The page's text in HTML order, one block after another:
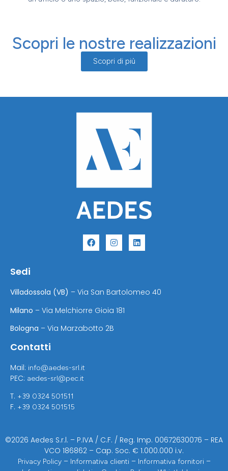
Scopri le nostre realizzazioni
Scopri di più
Sedi
Villadossola (VB) – Via San Bartolomeo 40
Milano – Via Melchiorre Gioia 181
Bologna – Via Marzabotto 2B
Contatti
Mail: info@aedes-srl.it
PEC: aedes-srl@pec.it
T. +39 0324 501511
F. +39 0324 501515
©2026 Aedes S.r.l. – P.IVA / C.F. / Reg. Imp. 00672630076 – REA
VCO 186862 – Cap. Soc. € 1.000.000 i.v.
Privacy Policy– Informativa clienti – Informativa fornitori –